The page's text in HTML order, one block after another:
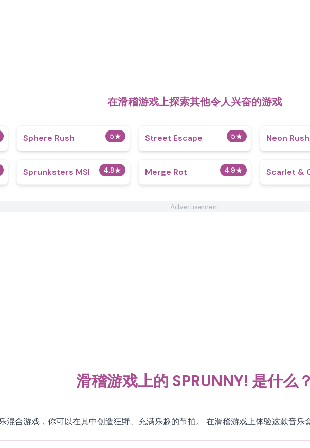
在滑稽游戏上探索其他令人兴奋的游戏
5★
Sphere Rush 5★
Street Escape Neon Rush
4.8★
Sprunksters MSI 4.9★
Merge Rot Scarlet &
Advertisement
滑稽游戏上的 SPRUNNY! 是什么
乐混合游戏，你可以在其中创造狂野、充满乐趣的节拍。 在滑稽游戏上体验这款音